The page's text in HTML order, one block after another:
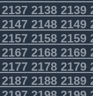
21382139
21482149
21582159
21682169
21782179
21882189